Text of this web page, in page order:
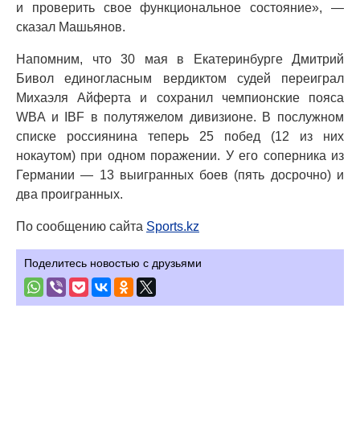
и проверить свое функциональное состояние», —
сказал Машьянов.
Напомним, что 30 мая в Екатеринбурге Дмитрий
Бивол единогласным вердиктом судей переиграл
Михаэля Айферта и сохранил чемпионские пояса
WBA и IBF в полутяжелом дивизионе. В послужном
списке россиянина теперь 25 побед (12 из них
нокаутом) при одном поражении. У его соперника из
Германии — 13 выигранных боев (пять досрочно) и
два проигранных.
По сообщению сайта Sports.kz
Поделитесь новостью с друзьями